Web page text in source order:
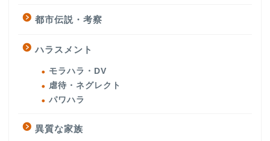
都市伝説・考察
ハラスメント
モラハラ・DV
虐待・ネグレクト
パワハラ
異質な家族